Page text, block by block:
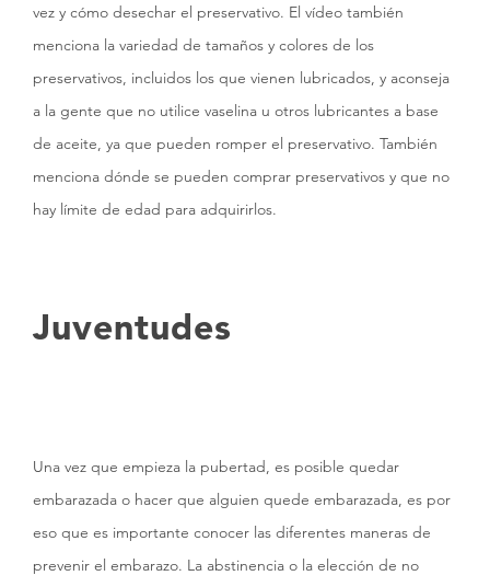
vez y cómo desechar el preservativo. El vídeo también
menciona la variedad de tamaños y colores de los
preservativos, incluidos los que vienen lubricados, y aconseja
a la gente que no utilice vaselina u otros lubricantes a base
de aceite, ya que pueden romper el preservativo. También
menciona dónde se pueden comprar preservativos y que no
hay límite de edad para adquirirlos.
Juventudes
Una vez que empieza la pubertad, es posible quedar
embarazada o hacer que alguien quede embarazada, es por
eso que es importante conocer las diferentes maneras de
prevenir el embarazo. La abstinencia o la elección de no